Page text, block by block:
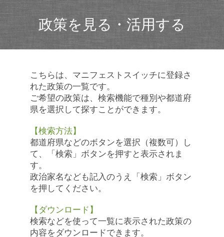
政策を見る・活用する
こちらは、マニフェストスイッチに登録さ
れた政策の一覧です。
ご希望の政策は、検索機能で種別や都道府
県を選択して探すことができます。
【検索方法】
都道府県などのボタンを選択（複数可）し
て、「検索」ボタンを押すと表示されま
す。
政治家名なども記入のうえ「検索」ボタン
を押してください。
【ダウンロード】
検索などを使って一覧に表示された政策の
内容をダウンロードできます。